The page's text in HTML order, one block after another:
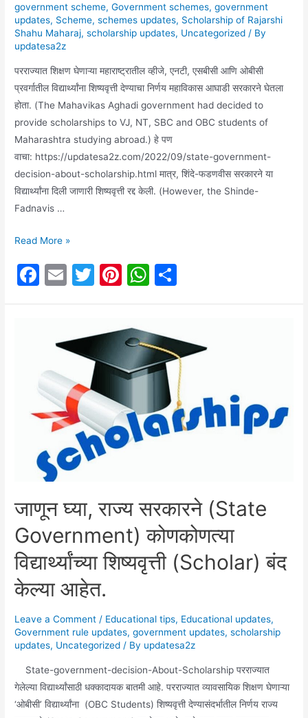
government scheme,Government schemes,government
updates, Scheme,schemes updates, Scholarship of Rajarshi
Shahu Maharaj,scholarship updates, Uncategorized / By
updatesa2z
परराज्यात शिक्षण घेणाऱ्या महाराष्ट्रातील व्हीजे, एनटी, एसबीसी आणि ओबीसी
प्रवर्गातील विद्यार्थ्यांना शिष्यवृत्ती देण्याचा निर्णय महाविकास आघाडी सरकारने घेतला
होता. (The Mahavikas Aghadi government had decided to
provide scholarships to VJ, NT, SBC and OBC students of
Maharashtra studying abroad.) हे पण
वाचा: https://updatesa2z.com/2022/09/state-government-
decision-about-scholarship.html मात्र, शिंदे-फडणवीस सरकारने या
विद्यार्थ्यांना दिली जाणारी शिष्यवृत्ती रद्द केली. (However, the Shinde-
Fadnavis …
State
updates:
घ्या,
Government)
विद्यार्थ्यांच्या
शिष्यवृत्ती
Scholarship)
निर्णय
घेतला!!!!!
Read More »
F
a
o
o
k
E
m
l
T
w
er
Pi
nt
e
st
W
h
s
A
p
h
e
जाणून घ्या, राज्य सरकारने (State
Government) कोणकोणत्या
विद्यार्थ्यांच्या शिष्यवृत्ती (Scholar) बंद
केल्या आहेत.
Leave a Comment / Educational tips, Educational updates,
Government rule updates,government updates,scholarship
updates, Uncategorized / By updatesa2z
State-government-decision-About-Scholarship परराज्यात
गेलेल्या विद्यार्थ्यांसाठी धक्कादायक बातमी आहे. परराज्यात व्यावसायिक शिक्षण घेणाऱ्या
‘ओबीसी’ विद्यार्थ्यांना (OBC Students) शिष्यवृत्ती देण्यासंदर्भातील निर्णय राज्य